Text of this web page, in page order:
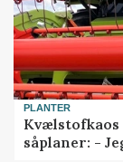
PLANTER
Kvælstofkaos
såplaner: -